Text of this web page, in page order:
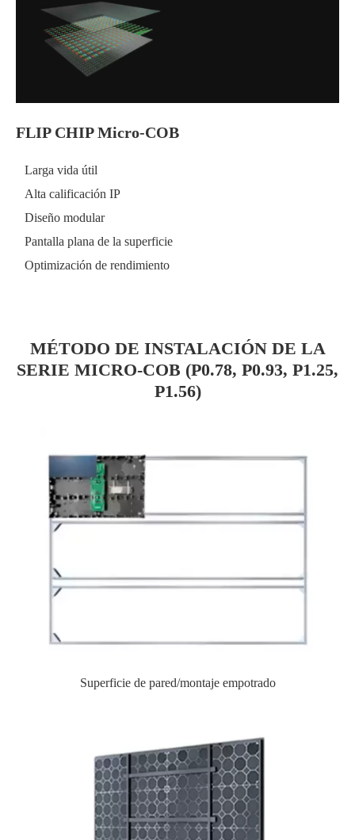
FLIP CHIP Micro-COB
Larga vida útil
Alta calificación IP
Diseño modular
Pantalla plana de la superficie
Optimización de rendimiento
MÉTODO DE INSTALACIÓN DE LA
SERIE MICRO-COB (P0.78, P0.93, P1.25,
P1.56)
Superficie de pared/montaje empotrado